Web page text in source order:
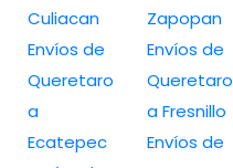
Culiacan
Envíos de
Queretaro
a
Ecatepec
Zapopan
Envíos de
Queretaro
a Fresnillo
Envíos de